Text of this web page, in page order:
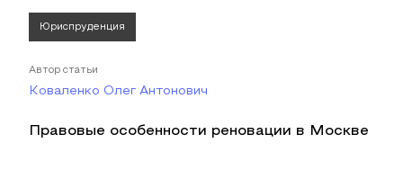
Юриспруденция
Автор статьи
Коваленко Олег Антонович
Правовые особенности реновации в Москве